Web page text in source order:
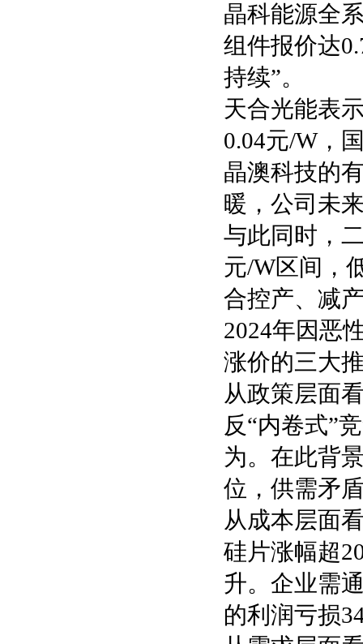
晶科能源全
组件报价达
持续”。
天合光能表
0.04元/W，
晶澳科技的
暖，公司未
与此同时，
元/W区间，
合控产、减
2024年因恶
涨价的三大
从政策层面
反“内卷式”
为。在此背
位，供需矛
从成本层面
硅片涨幅超
升。企业需
的利润亏损